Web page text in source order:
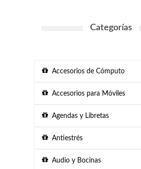
Categorías
Accesorios de Cómputo
Accesorios para Móviles
Agendas y Libretas
Antiestrés
Audio y Bocinas